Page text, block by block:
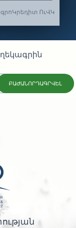
ՈւՎԿ
ԲԱԺԱՆՈՐԴԱԳՐՎԵԼ